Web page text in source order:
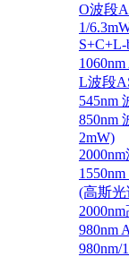
O波段
1/
S+C+L-
L波段
545nm
850nm
2mW)
(高斯光
980nm
980nm/